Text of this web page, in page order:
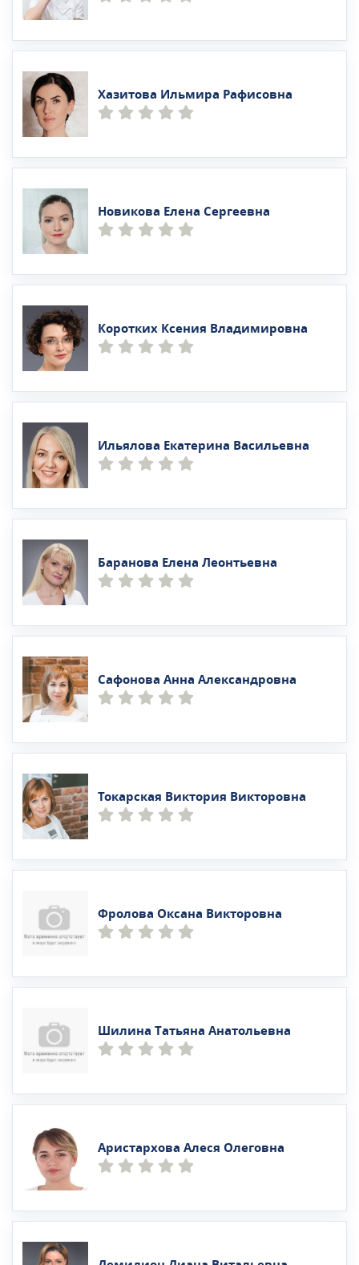
Хазитова Ильмира Рафисовна
Новикова Елена Сергеевна
Коротких Ксения Владимировна
Ильялова Екатерина Васильевна
Баранова Елена Леонтьевна
Сафонова Анна Александровна
Токарская Виктория Викторовна
Фролова Оксана Викторовна
Шилина Татьяна Анатольевна
Аристархова Алеся Олеговна